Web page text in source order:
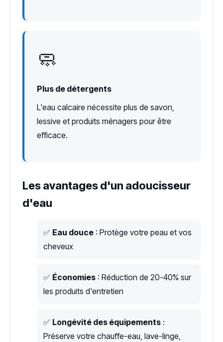
🧼
Plus de détergents
L'eau calcaire nécessite plus de savon,
lessive et produits ménagers pour être
efficace.
Les avantages d'un adoucisseur
d'eau
✅ Eau douce : Protège votre peau et vos
cheveux
✅ Économies : Réduction de 20-40% sur
les produits d'entretien
✅ Longévité des équipements :
Préserve votre chauffe-eau, lave-linge,